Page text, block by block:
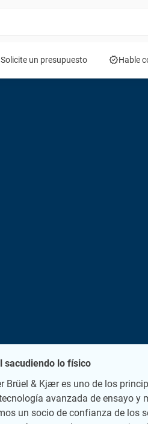
Solicite un presupuesto verifiedHable
sacudiendo lo físico
Brüel & Kjær es uno de los
avanzada de ensayo y
un socio de confianza de los